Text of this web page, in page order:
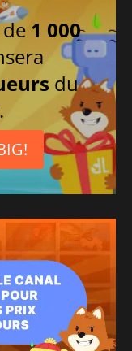
1 000
du